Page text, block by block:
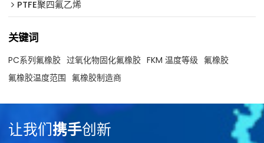
PTFE聚四氟乙烯
关键词
PC系列氟橡胶 过氧化物固化氟橡胶 FKM 温度等级 氟橡胶
氟橡胶温度范围 氟橡胶制造商
让我们携手创新